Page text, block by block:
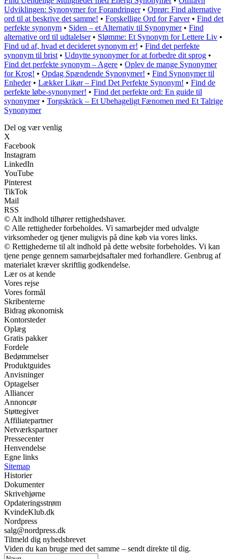
Udviklingen: Synonymer for Forandringer• Oprør: Find alternative
ord til at beskrive det samme! • Forskellige Ord for Farver• Find det
perfekte synonym • Siden – et Alternativ til Synonymer• Find
alternative ord til udtalelser• Slømme: Et Synonym for Lettere Liv •
Find ud af, hvad et decideret synonym er! • Find det perfekte
synonym til brist • Udnytte synonymer for at forbedre dit sprog •
Find det perfekte synonym – Agere • Oplev de mange Synonymer
for Krog! • Opdag Spændende Synonymer! • Find Synonymer til
Enheder• Lækker Likør – Find Det Perfekte Synonym! • Find de
perfekte løbe-synonymer! • Find det perfekte ord: En guide til
synonymer• Torgskräck – Et Ubehageligt Fænomen med Et Talrige
Synonymer
Del og vær venlig
X
Facebook
Instagram
LinkedIn
YouTube
Pinterest
TikTok
Mail
RSS
© Alt indhold tilhører rettighedshaver.
© Alle rettigheder forbeholdes. Vi samarbejder med udvalgte
virksomheder og tjener muligvis på dine køb via vores links.
© Rettighederne til alt indhold på dette website forbeholdes. Vi kan
tjene penge gennem samarbejdsaftaler med forhandlere. Genbrug af
materialet kræver skriftlig godkendelse.
Lær os at kende
Vores rejse
Vores formål
Skribenterne
Bidrag økonomisk
Kontorsteder
Oplæg
Gratis pakker
Fordele
Bedømmelser
Produktguides
Anvisninger
Optagelser
Alliancer
Annoncør
Støttegiver
Affiliatepartner
Netværkspartner
Pressecenter
Henvendelse
Egne links
Sitemap
Historier
Dokumenter
Skrivehjørne
Opdateringsstrøm
KvindeKlub.dk
Nordpress
salg@nordpress.dk
Tilmeld dig nyhedsbrevet
Viden du kan bruge med det samme – sendt direkte til dig.